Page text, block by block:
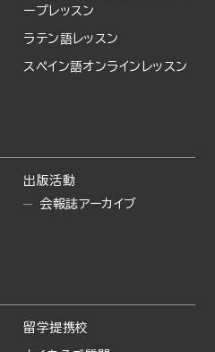
ープレッスン
ラテン語レッスン
スペイン語オンラインレッスン
出版活動
会報誌アーカイブ
留学提携校